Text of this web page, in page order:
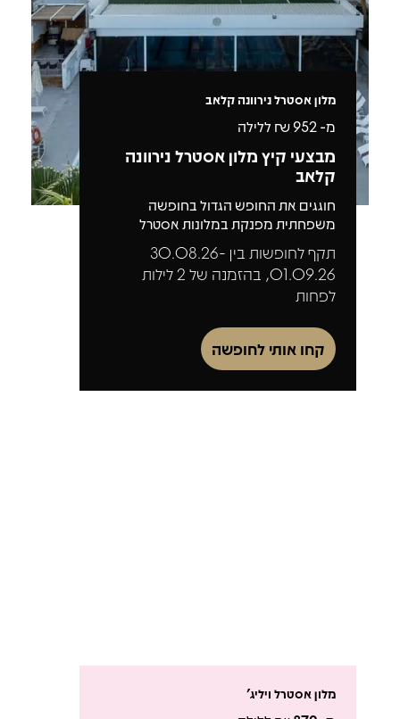
מלון אסטרל נירוונה קלאב
מ- 952₪ ללילה
מבצעי קיץ מלון אסטרל נירוונה
קלאב
חוגגים את החופש הגדול בחופשה
משפחתית מפנקת במלונות אסטרל
תקף לחופשות בין 30.08.26-
01.09.26, בהזמנה של 2 לילות
לפחות
קחו אותי לחופשה
מלון אסטרל ויליג'